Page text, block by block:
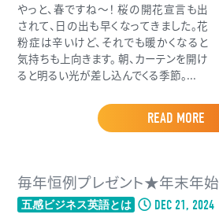
やっと、春ですね〜！ 桜の開花宣言も出
されて、日の出も早くなってきました。花
粉症は辛いけど、それでも暖かくなると
気持ちも上向きます。 朝、カーテンを開け
ると明るい光が差し込んでくる季節。...
READ MORE
毎年恒例プレゼント★年末年
五感ビジネス英語とは DEC 21, 2024